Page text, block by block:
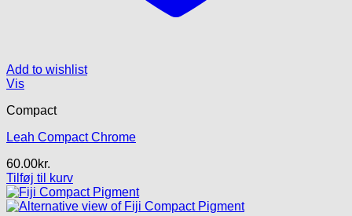
Add to wishlist
Vis
Compact
Leah Compact Chrome
60.00kr.
Tilføj til kurv